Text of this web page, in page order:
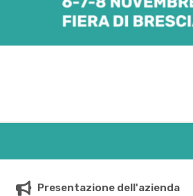
Presentazione dell'azienda